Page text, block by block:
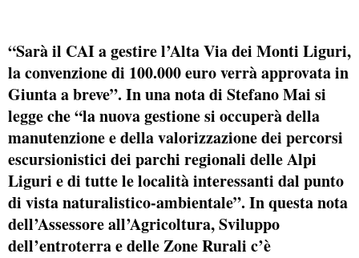
“Sarà il CAI a gestire l’Alta Via dei Monti Liguri,
la convenzione di 100.000 euro verrà approvata in
Giunta a breve”. In una nota di Stefano Mai si
legge che “la nuova gestione si occuperà della
manutenzione e della valorizzazione dei percorsi
escursionistici dei parchi regionali delle Alpi
Liguri e di tutte le località interessanti dal punto
di vista naturalistico-ambientale”. In questa nota
dell’Assessore all’Agricoltura, Sviluppo
dell’entroterra e delle Zone Rurali c’è